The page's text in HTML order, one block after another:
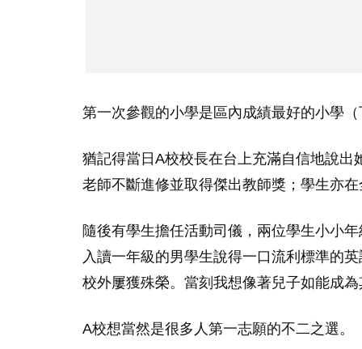
第一次參觀的小學是區內成績最好的小學
猶記得當日A校校長在台上充滿自信地說
老師不斷進修並取得傑出教師獎；學生亦
隨後有學生擔任活動司儀，兩位學生小小
入讀一年級的男學生說得一口流利標準的
校外屢獲殊榮。當刻我想像著兒子如能成
A校想當然是很多人第一志願的不二之選。